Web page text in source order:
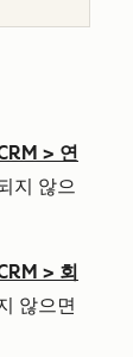
> 연
지 않으
> 회
않으면